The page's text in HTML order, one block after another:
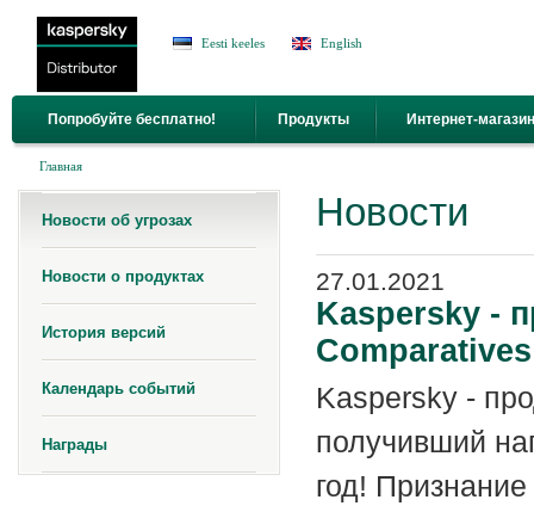
Eesti keeles English
Попробуйте бесплатно! Продукты Интернет-магазин
Вы здесь
Главная
Новости об угрозах
Новости о продуктах
История версий
Календарь событий
Награды
Новости
27.01.2021
Kaspersky -
Comparatives
Kaspersky -
получивший
год!